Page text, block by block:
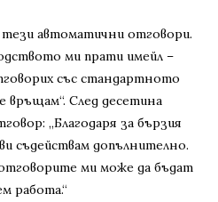
тези автоматични отговори.
ми прати имейл –
със стандартното
връщам“. След десетина
„Благодаря за бързия
съдействам допълнително.
ми може да бъдат
работа.“